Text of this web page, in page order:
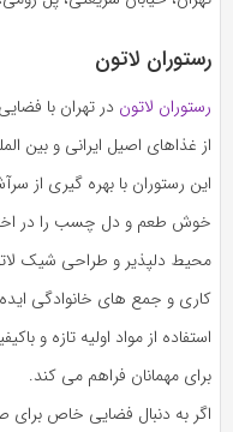
رستوران لاتون
رستوران لاتون در تهران با
از غذاهای اصیل ایرانی و بین‌
این رستوران با بهره‌ گیری از
خوش‌ طعم و دل‌ چسب را در
محیط دلپذیر و طراحی شیک
کاری و جمع‌ های خانوادگی
استفاده از مواد اولیه تازه و
برای مهمانان فراهم می‌ کند.
اگر به دنبال فضایی خاص